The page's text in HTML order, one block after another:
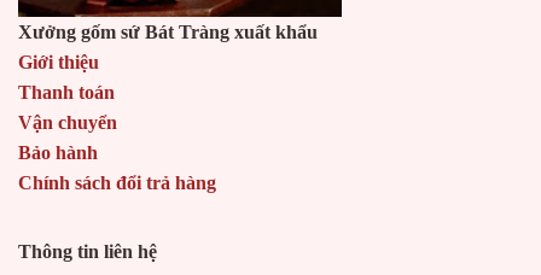
Xưởng gốm sứ Bát Tràng xuất khẩu
Giới thiệu
Thanh toán
Vận chuyển
Bảo hành
Chính sách đổi trả hàng
Thông tin liên hệ